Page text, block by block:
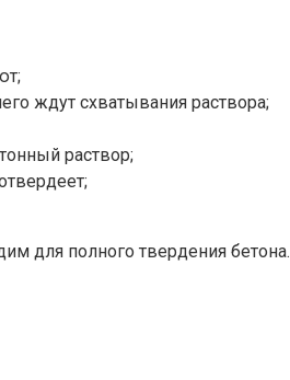
ждут схватывания раствора;
раствор;
для полного твердения бетона.